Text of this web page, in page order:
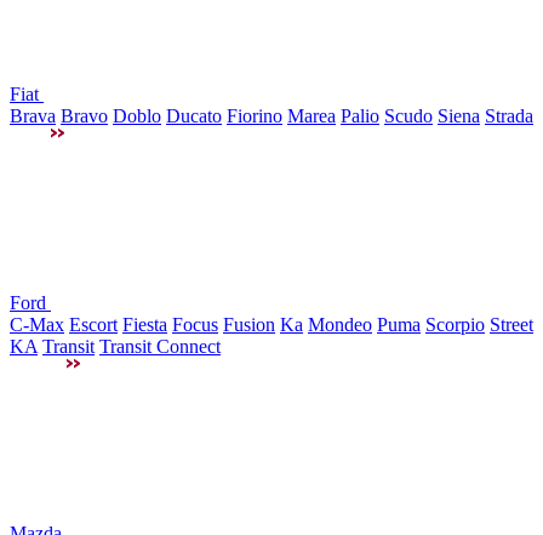
Fiat
Brava Bravo Doblo Ducato Fiorino Marea Palio Scudo Siena Strada
Ford
C-Max Escort Fiesta Focus Fusion Ka Mondeo Puma Scorpio Street
KA Transit Transit Connect